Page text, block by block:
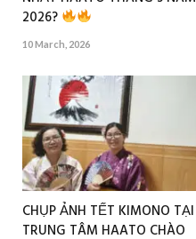
2026?
10 March, 2026
CHỤP ẢNH TẾT KIMONO TẠI
TRUNG TÂM HAATO CHÀO